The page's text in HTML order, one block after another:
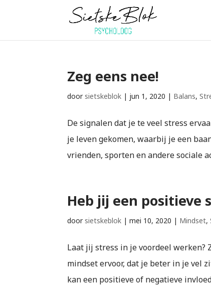
Zeg eens nee!
doorsietskeblok | jun 1, 2020 | Balans,
De signalen dat je te veel stress
je leven gekomen, waarbij je een
vrienden, sporten en andere sociale
Heb jij een positieve
doorsietskeblok |mei 10, 2020 | Mindset,
Laat jij stress in je voordeel werken?
mindset ervoor, dat je beter in je vel
kan een positieve of negatieve